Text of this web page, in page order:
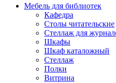
Мебель для библиотек
Кафедра
Столы читательские
Стеллаж для
Шкафы
Шкаф каталожный
Стеллаж
Полки
Витрина